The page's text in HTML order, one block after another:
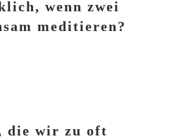
wenn zwei
meditieren?
die wir zu oft